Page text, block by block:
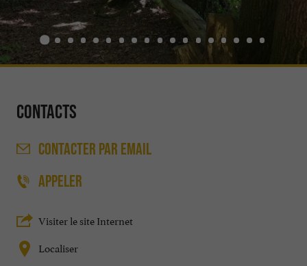
Contacts
CONTACTER PAR EMAIL
APPELER
Visiter le site Internet
Localiser